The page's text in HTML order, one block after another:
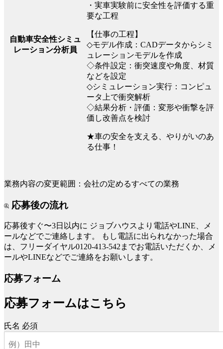
自動車安全性シミュ
レーション分析員
・実車実験前に安全性を評価する重
要な工程
【仕事の工程】
◇モデル作成：CADデータからシミ
ュレーションモデルを作成
◇条件設定：衝突速度や角度、材質
などを設定
◇シミュレーション実行：コンピュ
ータ上で衝突解析
◇結果分析・評価：変形や衝撃を評
価し改善点を検討
★車の安全を支える、やりがいのあ
る仕事！
業務内容の変更範囲：会社の定めるすべての業務
応募後の流れ
応募後すぐ〜3日以内に ジョブハウスより電話やLINE、メ
ールなどでご連絡します。
もし電話に出られなかった場合
は、フリーダイヤル0120-413-542までお電話いただくか、メ
ールやLINEなどでご連絡をお願いします。
応募フォーム
応募フォームはこちら
氏名 必須